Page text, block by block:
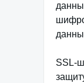
SSL-